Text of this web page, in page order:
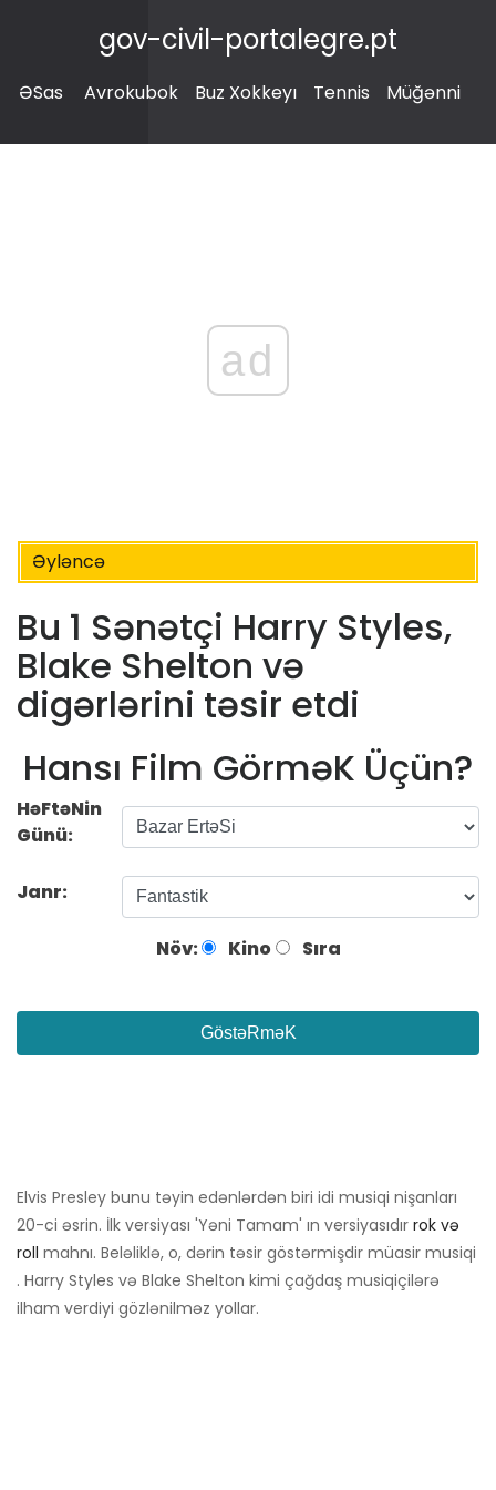
gov-civil-portalegre.pt
ƏSas Avrokubok Buz Xokkeyı Tennis Müğənni
ad
Əyləncə
Bu 1 Sənətçi Harry Styles,
Blake Shelton və
digərlərini təsir etdi
Hansı Film GörməK Üçün?
HəFtəNin
Günü:
Janr:
Növ: Kino Sıra
GöstəRməK
Elvis Presley bunu təyin edənlərdən biri idi musiqi nişanları
20-ci əsrin. İlk versiyası 'Yəni Tamam' ın versiyasıdır rok və
roll mahnı. Beləliklə, o, dərin təsir göstərmişdir müasir musiqi
. Harry Styles və Blake Shelton kimi çağdaş musiqiçilərə
ilham verdiyi gözlənilməz yollar.